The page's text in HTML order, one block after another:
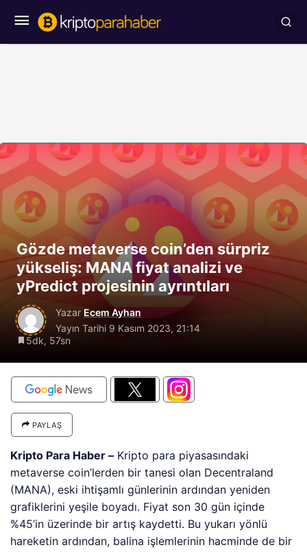
Gözde metaverse coin’den sürpriz
yükseliş: MANA fiyat analizi ve
yPredict projesinin ayrıntıları
Yazar Ecem Ayhan
Yayın Tarihi 9 Kasım 2023, 21:14
5dk, 57sn
PAYLAŞ
Kripto Para Haber – Kripto para piyasasındaki
metaverse coin’lerden bir tanesi olan Decentraland
(MANA), eski ihtişamlı günlerinin ardından yeniden
grafiklerini yeşile boyadı. Fiyat son 30 gün içinde
%45’in üzerinde bir artış kaydetti. Bu yukarı yönlü
hareketin ardından, balina işlemlerinin hacminde de bir